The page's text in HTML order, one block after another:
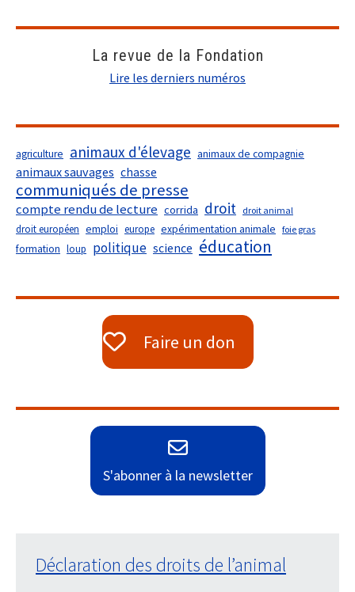
La revue de la Fondation
Lire les derniers numéros
agriculture animaux d'élevage animaux de compagnie
animaux sauvages chasse
communiqués de presse
compte rendu de lecture corrida droit droit animal
droit européen emploi europe expérimentation animale foie gras
formation loup politique science éducation
Faire un don
S'abonner à la newsletter
Déclaration des droits de l’animal